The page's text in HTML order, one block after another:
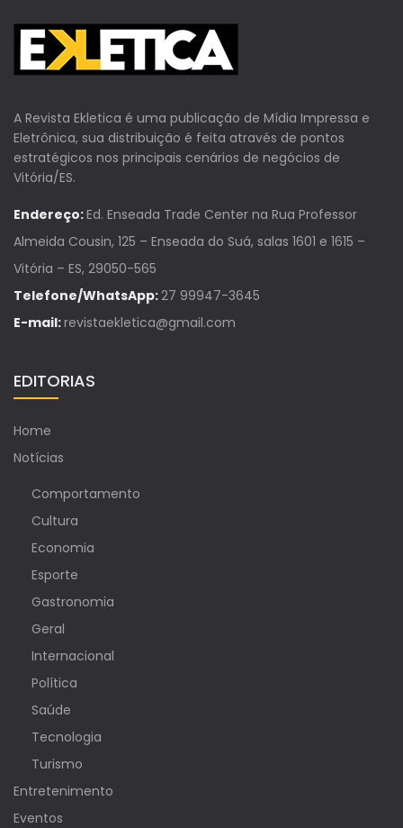
A Revista Ekletica é uma publicação de Mídia Impressa e
Eletrônica, sua distribuição é feita através de pontos
estratégicos nos principais cenários de negócios de
Vitória/ES.
Endereço:Ed. Enseada Trade Center na Rua Professor
Almeida Cousin, 125 – Enseada do Suá, salas 1601 e 1615 –
Vitória – ES, 29050-565
Telefone/WhatsApp:27 99947-3645
E-mail:revistaekletica@gmail.com
EDITORIAS
Home
Notícias
Comportamento
Cultura
Economia
Esporte
Gastronomia
Geral
Internacional
Política
Saúde
Tecnologia
Turismo
Entretenimento
Eventos